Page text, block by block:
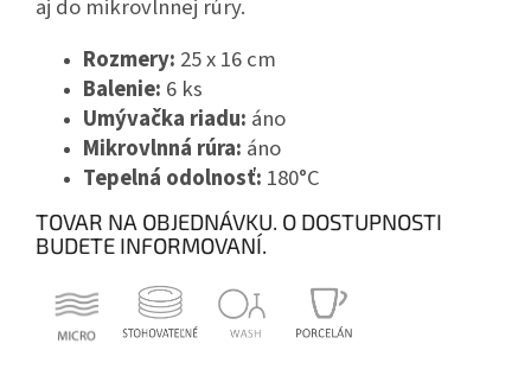
aj do mikrovlnnej rúry.
Rozmery: 25 x 16 cm
Balenie: 6 ks
Umývačka riadu: áno
Mikrovlnná rúra: áno
Tepelná odolnosť: 180°C
TOVAR NA OBJEDNÁVKU. O DOSTUPNOSTI
BUDETE INFORMOVANÍ.